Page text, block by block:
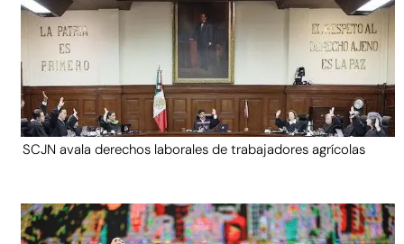
SCJN avala derechos laborales de trabajadores agrícolas